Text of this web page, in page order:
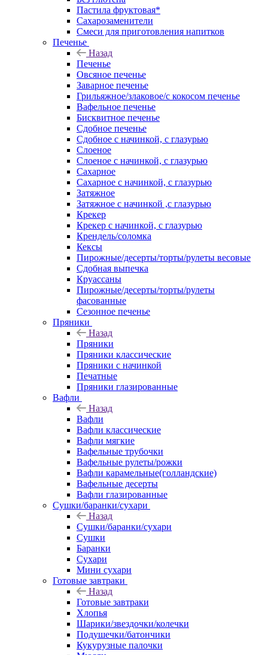
Пастила фруктовая*
Сахарозаменители
Смеси для приготовления напитков
Печенье
Назад
Печенье
Овсяное печенье
Заварное печенье
Грильяжное/злаковое/с кокосом печенье
Вафельное печенье
Бисквитное печенье
Сдобное печенье
Сдобное с начинкой, с глазурью
Слоеное
Слоеное с начинкой, с глазурью
Сахарное
Сахарное с начинкой, с глазурью
Затяжное
Затяжное с начинкой ,с глазурью
Крекер
Крекер с начинкой, с глазурью
Крендель/соломка
Кексы
Пирожные/десерты/торты/рулеты весовые
Сдобная выпечка
Круассаны
Пирожные/десерты/торты/рулеты
фасованные
Сезонное печенье
Пряники
Назад
Пряники
Пряники классические
Пряники с начинкой
Печатные
Пряники глазированные
Вафли
Назад
Вафли
Вафли классические
Вафли мягкие
Вафельные трубочки
Вафельные рулеты/рожки
Вафли карамельные(голландские)
Вафельные десерты
Вафли глазированные
Сушки/баранки/сухари
Назад
Сушки/баранки/сухари
Сушки
Баранки
Сухари
Мини сухари
Готовые завтраки
Назад
Готовые завтраки
Хлопья
Шарики/звездочки/колечки
Подушечки/батончики
Кукурузные палочки